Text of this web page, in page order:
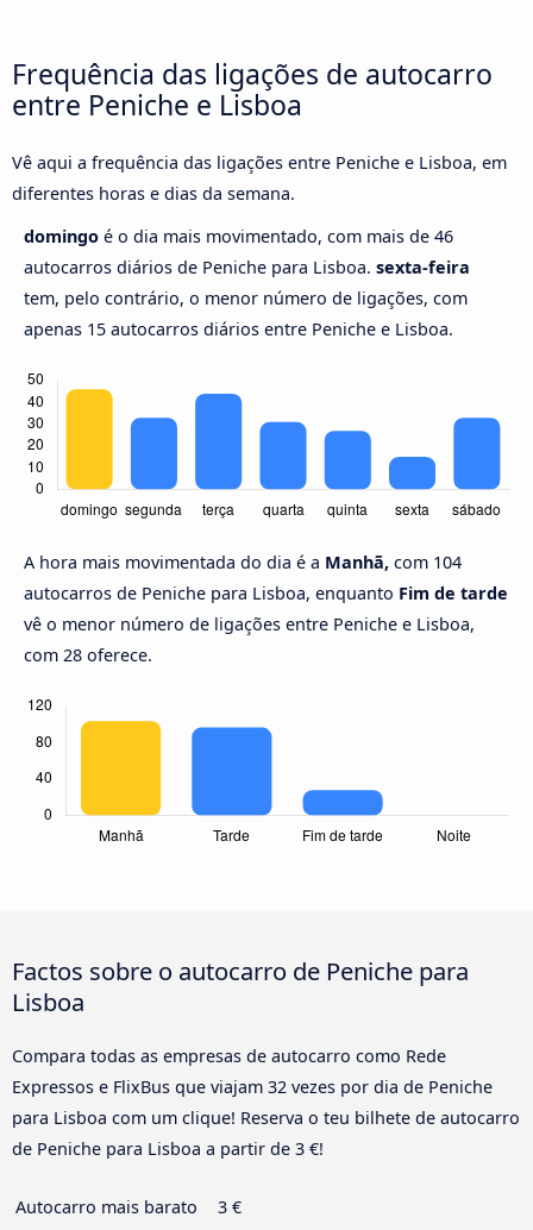
Frequência das ligações de autocarro
entre Peniche e Lisboa
Vê aqui a frequência das ligações entre Peniche e Lisboa, em
diferentes horas e dias da semana.
domingo é o dia mais movimentado, com mais de 46
autocarros diários de Peniche para Lisboa. sexta-feira
tem, pelo contrário, o menor número de ligações, com
apenas 15 autocarros diários entre Peniche e Lisboa.
A hora mais movimentada do dia é a Manhã, com 104
autocarros de Peniche para Lisboa, enquanto Fim de tarde
vê o menor número de ligações entre Peniche e Lisboa,
com 28 oferece.
Factos sobre o autocarro de Peniche para
Lisboa
Compara todas as empresas de autocarro como Rede
Expressos e FlixBus que viajam 32 vezes por dia de Peniche
para Lisboa com um clique! Reserva o teu bilhete de autocarro
de Peniche para Lisboa a partir de 3 €!
Autocarro mais barato
3 €